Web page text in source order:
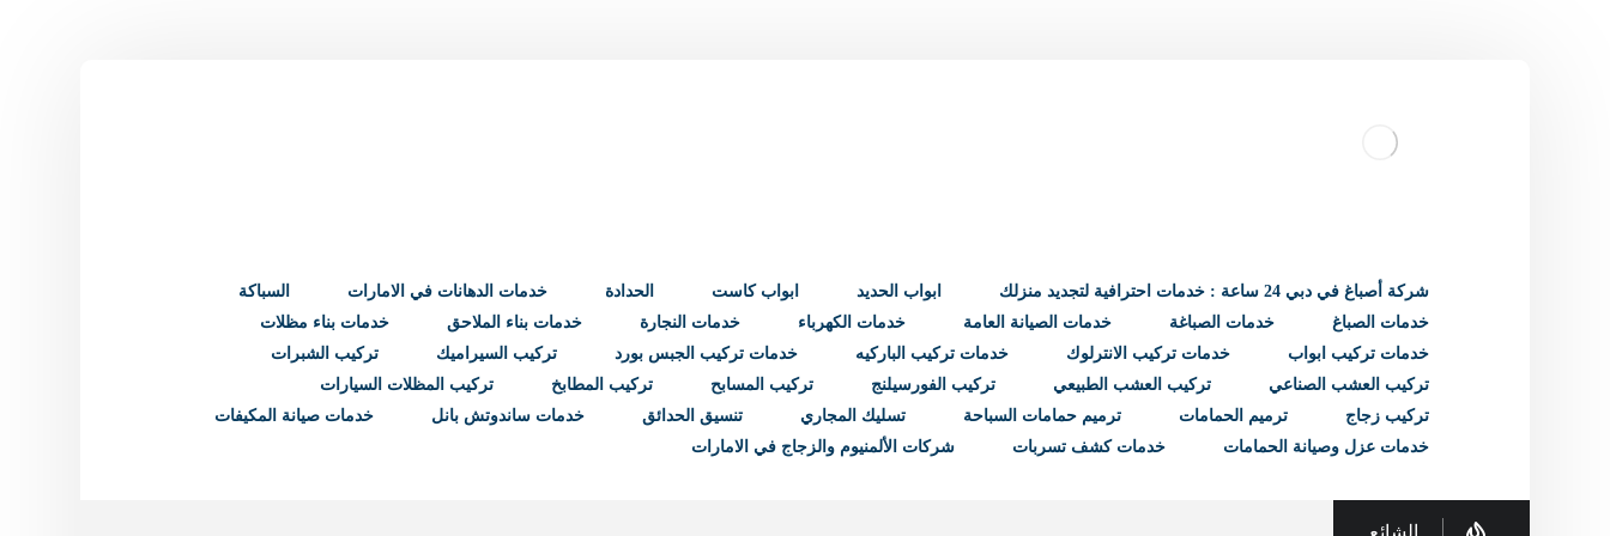
شركة أصباغ في دبي 24 ساعة : خدمات احترافية لتجديد منزلك ابواب الحديد ابواب كاست الحدادة خدمات الدهانات في الامارات
السباكة
خدمات الصباغ
خدمات الصباغة خدمات الصيانة العامة خدمات الكهرباء خدمات النجارة خدمات بناء الملاحق
خدمات بناء مظلات
خدمات تركيب ابواب
خدمات تركيب الانترلوك خدمات تركيب الباركيه خدمات تركيب الجبس بورد تركيب السيراميك
تركيب الشبرات
تركيب العشب الصناعي
تركيب العشب الطبيعي تركيب الفورسيلنج تركيب المسابح تركيب المطابخ
تركيب المظلات السيارات
تركيب زجاج
ترميم الحمامات ترميم حمامات السباحة تسليك المجاري تنسيق الحدائق خدمات ساندوتش بانل
خدمات صيانة المكيفات
خدمات عزل وصيانة الحمامات
خدمات كشف تسربات شركات الألمنيوم والزجاج في الامارات
الشائع